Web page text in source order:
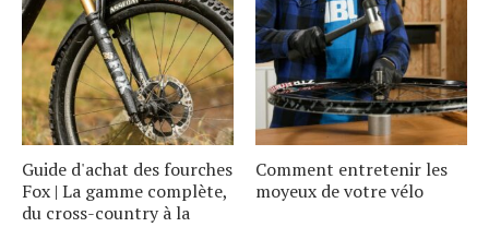
Guide d'achat des fourches
Fox | La gamme complète,
du cross-country à la
Comment entretenir les
moyeux de votre vélo